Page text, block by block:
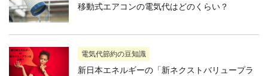
移動式エアコンの電気代はどのくらい？
電気代節約の豆知識
新日本エネルギーの「新ネクストバリュープラ